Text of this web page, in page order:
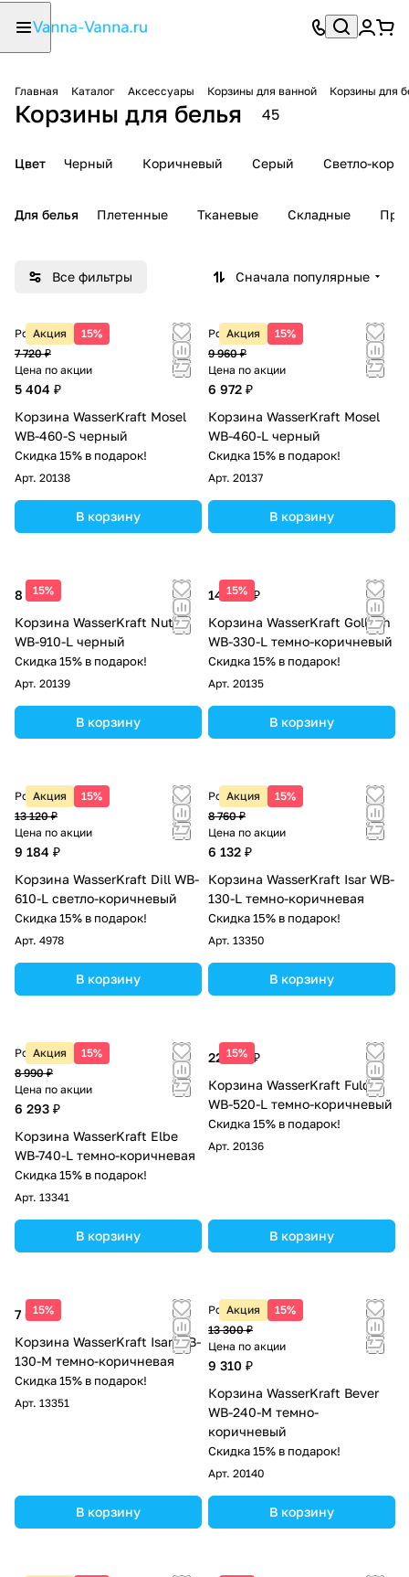
Главная Каталог Аксессуары Корзины для ванной Корзины для
Корзины для белья 45
Цвет Черный Коричневый Серый Светло-
Для белья Плетенные Тканевые Складные
Все фильтры Сначала популярные
Акция 15%
Розничная цена
7 720 ₽
Цена по акции
5 404 ₽
Корзина WasserKraft Mosel
WB-460-S черный
Скидка 15% в подарок!
Арт. 20138
В корзину
Акция 15%
Розничная цена
9 960 ₽
Цена по акции
6 972 ₽
Корзина WasserKraft Mosel
WB-460-L черный
Скидка 15% в подарок!
Арт. 20137
В корзину
15%
8 610 ₽
Корзина WasserKraft Nuthe
WB-910-L черный
Скидка 15% в подарок!
Арт. 20139
В корзину
15%
14 530 ₽
Корзина WasserKraft Gollach
WB-330-L темно-коричневый
Скидка 15% в подарок!
Арт. 20135
В корзину
Акция 15%
Розничная цена
13 120 ₽
Цена по акции
9 184 ₽
Корзина WasserKraft Dill WB-
610-L светло-коричневый
Скидка 15% в подарок!
Арт. 4978
В корзину
Акция 15%
Розничная цена
8 760 ₽
Цена по акции
6 132 ₽
Корзина WasserKraft Isar WB-
130-L темно-коричневая
Скидка 15% в подарок!
Арт. 13350
В корзину
Акция 15%
Розничная цена
8 990 ₽
Цена по акции
6 293 ₽
Корзина WasserKraft Еlbe
WB-740-L темно-коричневая
Скидка 15% в подарок!
Арт. 13341
В корзину
15%
22 250 ₽
Корзина WasserKraft Fulda
WB-520-L темно-коричневый
Скидка 15% в подарок!
Арт. 20136
В корзину
15%
7 600 ₽
Корзина WasserKraft Isar WB-
130-M темно-коричневая
Скидка 15% в подарок!
Арт. 13351
В корзину
Акция 15%
Розничная цена
13 300 ₽
Цена по акции
9 310 ₽
Корзина WasserKraft Bever
WB-240-M темно-
коричневый
Скидка 15% в подарок!
Арт. 20140
В корзину